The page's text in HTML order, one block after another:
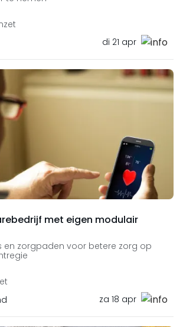
di 21 apr
met eigen modulair
en zorgpaden voor betere zorg op
za 18 apr